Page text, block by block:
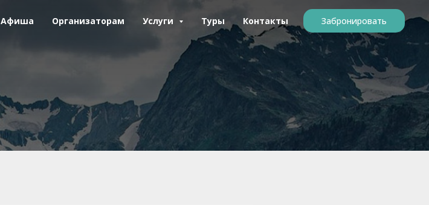
Афиша Организаторам Услуги Туры Контакты Забронировать